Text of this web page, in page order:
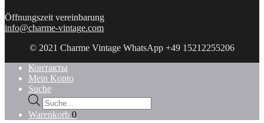
Öffnungszeit vereinbarung
info@charme-vintage.com
© 2021 Charme Vintage WhatsApp +49 15212255206
Контакты
Mein Konto
Suche
Products
search
Warenkorb 0